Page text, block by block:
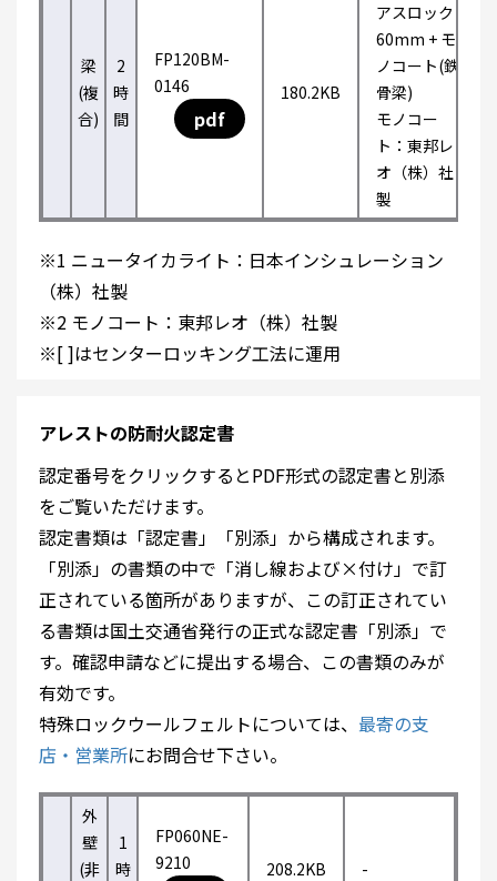
梁
(複
合)
2
時
間
FP120BM-
0146
pdf
180.2KB
アスロック
60mm + モ
ノコート(鉄
骨梁)
モノコー
ト：東邦レ
オ（株）社
製
※1 ニュータイカライト：日本インシュレーション
（株）社製
※2 モノコート：東邦レオ（株）社製
※[ ]はセンターロッキング工法に運用
アレストの防耐火認定書
認定番号をクリックするとPDF形式の認定書と別添
をご覧いただけます。
認定書類は「認定書」「別添」から構成されます。
「別添」の書類の中で「消し線および×付け」で訂
正されている箇所がありますが、この訂正されてい
る書類は国土交通省発行の正式な認定書「別添」で
す。確認申請などに提出する場合、この書類のみが
有効です。
特殊ロックウールフェルトについては、 最寄の支
店・営業所にお問合せ下さい。
外
壁
(非
1
時
FP060NE-
9210
208.2KB -